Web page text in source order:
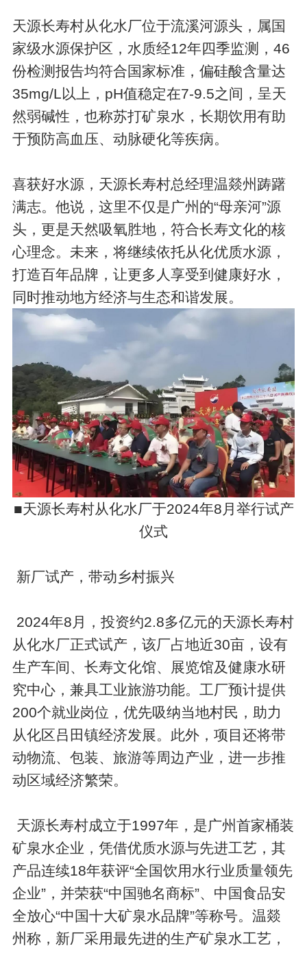
天源长寿村从化水厂位于流溪河源头，属国
家级水源保护区，水质经12年四季监测，46
份检测报告均符合国家标准，偏硅酸含量达
35mg/L以上，pH值稳定在7-9.5之间，呈天
然弱碱性，也称苏打矿泉水，长期饮用有助
于预防高血压、动脉硬化等疾病。
喜获好水源，天源长寿村总经理温燚州踌躇
满志。他说，这里不仅是广州的“母亲河”源
头，更是天然吸氧胜地，符合长寿文化的核
心理念。未来，将继续依托从化优质水源，
打造百年品牌，让更多人享受到健康好水，
同时推动地方经济与生态和谐发展。
■天源长寿村从化水厂于2024年8月举行试产
仪式
​​​​​​​ 新厂试产，带动乡村振兴
​​​​​​​ 2024年8月，投资约2.8多亿元的天源长寿村
从化水厂正式试产，该厂占地近30亩，设有
生产车间、长寿文化馆、展览馆及健康水研
究中心，兼具工业旅游功能。工厂预计提供
200个就业岗位，优先吸纳当地村民，助力
从化区吕田镇经济发展。此外，项目还将带
动物流、包装、旅游等周边产业，进一步推
动区域经济繁荣。
​​​​​​​ 天源长寿村成立于1997年，是广州首家桶装
矿泉水企业，凭借优质水源与先进工艺，其
产品连续18年获评“全国饮用水行业质量领先
企业”，并荣获“中国驰名商标”、中国食品安
全放心“中国十大矿泉水品牌”等称号。温燚
州称，新厂采用最先进的生产矿泉水工艺，